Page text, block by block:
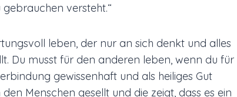
versteht.“
leben, der nur an sich denkt und alles
Du musst für den anderen leben, wenn du für
gewissenhaft und als heiliges Gut
Menschen gesellt und die zeigt, dass es ein